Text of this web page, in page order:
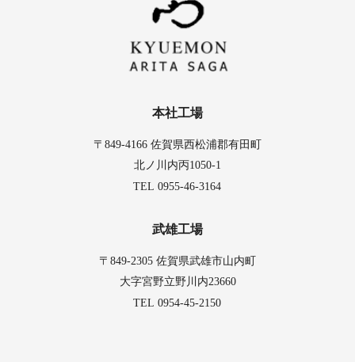
本社工場
〒849-4166 佐賀県西松浦郡有田町
北ノ川内丙1050-1
TEL0955-46-3164
武雄工場
〒849-2305 佐賀県武雄市山内町
大字宮野立野川内23660
TEL0954-45-2150